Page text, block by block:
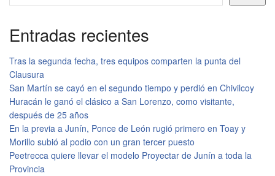
Entradas recientes
Tras la segunda fecha, tres equipos comparten la punta del
Clausura
San Martín se cayó en el segundo tiempo y perdió en Chivilcoy
Huracán le ganó el clásico a San Lorenzo, como visitante,
después de 25 años
En la previa a Junín, Ponce de León rugió primero en Toay y
Morillo subió al podio con un gran tercer puesto
Peetrecca quiere llevar el modelo Proyectar de Junín a toda la
Provincia